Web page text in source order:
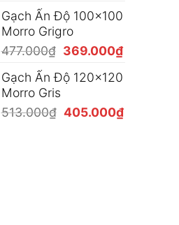
là:
477.000₫.
tại
Gạch Ấn Độ 100x100
Morro Grigro
477.000₫ Giá
là:
369.000₫Giá
tại
Gạch Ấn Độ 120x120
Morro Gris
513.000₫ Giá
405.000₫Giá